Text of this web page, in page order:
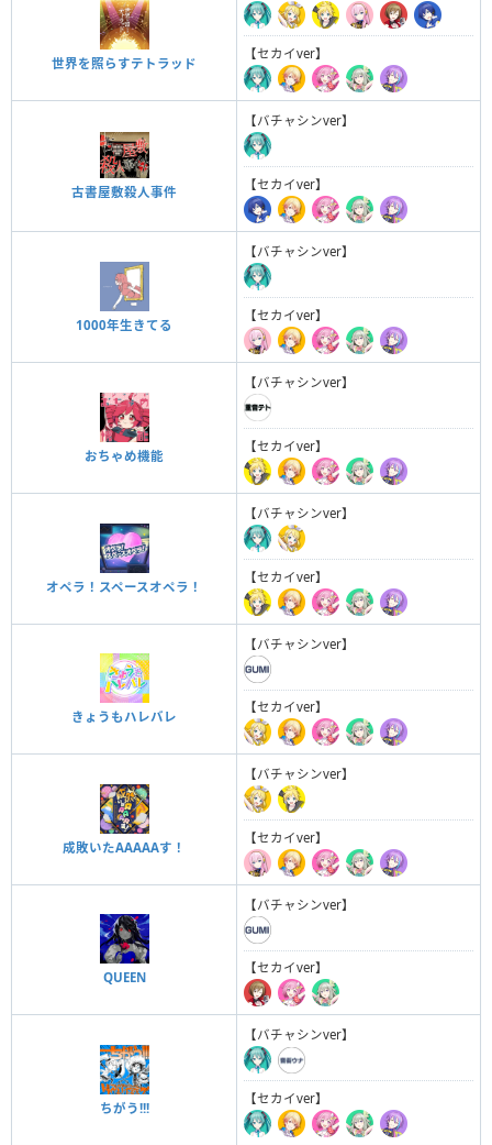
世界を照らすテトラッド
【セカイver】
古書屋敷殺人事件
【バチャシンver】
【セカイver】
1000年生きてる
【バチャシンver】
【セカイver】
おちゃめ機能
【バチャシンver】
【セカイver】
オペラ！スペースオペラ！
【バチャシンver】
【セカイver】
きょうもハレバレ
【バチャシンver】
【セカイver】
成敗いたAAAAAす！
【バチャシンver】
【セカイver】
QUEEN
【バチャシンver】
【セカイver】
ちがう!!!
【バチャシンver】
【セカイver】